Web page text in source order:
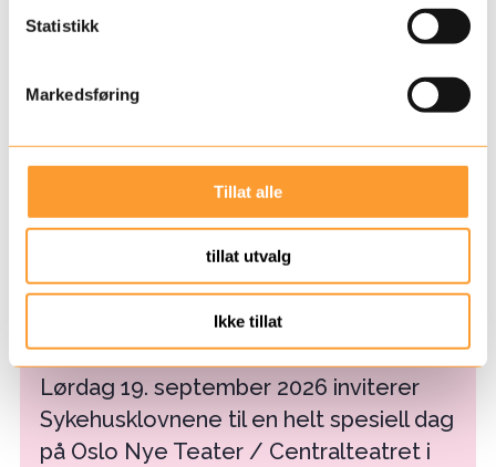
Statistikk
Markedsføring
Tillat alle
tillat utvalg
Ikke tillat
Velkommen til
Sykehusklovnfestivalen 2026
Lørdag 19. september 2026 inviterer
Sykehusklovnene til en helt spesiell dag
på Oslo Nye Teater / Centralteatret i